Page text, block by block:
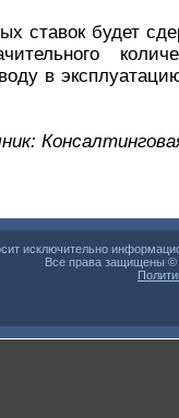
ставок будет
в
исключительно
Все права защищены ©